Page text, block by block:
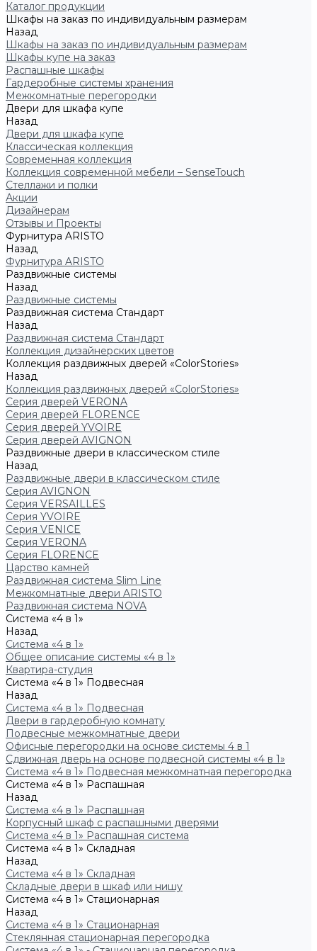
Каталог продукции
Шкафы на заказ по индивидуальным размерам
Назад
Шкафы на заказ по индивидуальным размерам
Шкафы купе на заказ
Распашные шкафы
Гардеробные системы хранения
Межкомнатные перегородки
Двери для шкафа купе
Назад
Двери для шкафа купе
Классическая коллекция
Современная коллекция
Коллекция современной мебели – SenseTouch
Стеллажи и полки
Акции
Дизайнерам
Отзывы и Проекты
Фурнитура ARISTO
Назад
Фурнитура ARISTO
Раздвижные системы
Назад
Раздвижные системы
Раздвижная система Стандарт
Назад
Раздвижная система Стандарт
Коллекция дизайнерских цветов
Коллекция раздвижных дверей «ColorStories»
Назад
Коллекция раздвижных дверей «ColorStories»
Серия дверей VERONA
Серия дверей FLORENCE
Серия дверей YVOIRE
Серия дверей AVIGNON
Раздвижные двери в классическом стиле
Назад
Раздвижные двери в классическом стиле
Серия AVIGNON
Серия VERSAILLES
Серия YVOIRE
Серия VENICE
Серия VERONA
Серия FLORENCE
Царство камней
Раздвижная система Slim Line
Межкомнатные двери ARISTO
Раздвижная система NOVA
Система «4 в 1»
Назад
Система «4 в 1»
Общее описание системы «4 в 1»
Квартира-студия
Система «4 в 1» Подвесная
Назад
Система «4 в 1» Подвесная
Двери в гардеробную комнату
Подвесные межкомнатные двери
Офисные перегородки на основе системы 4 в 1
Сдвижная дверь на основе подвесной системы «4 в 1»
Система «4 в 1» Подвесная межкомнатная перегородка
Система «4 в 1» Распашная
Назад
Система «4 в 1» Распашная
Корпусный шкаф с распашными дверями
Система «4 в 1» Распашная система
Система «4 в 1» Складная
Назад
Система «4 в 1» Складная
Складные двери в шкаф или нишу
Система «4 в 1» Стационарная
Назад
Система «4 в 1» Стационарная
Стеклянная стационарная перегородка